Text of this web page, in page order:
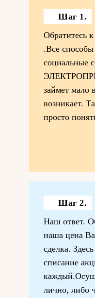
Шаг 1.
Обратитесь
.Все
социальные
займет мало
возникает.
просто
Шаг 2.
Наш ответ.
наша цена
сделка.
списание
лично, либо